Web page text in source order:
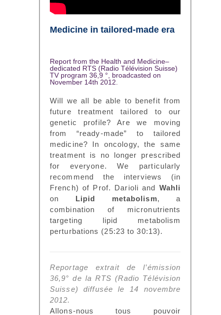
Medicine in tailored-made era
Report from the Health and Medicine–
dedicated RTS (Radio Télévision Suisse)
TV program 36,9 °, broadcasted on
November 14th 2012.
Will we all be able to benefit from
future treatment tailored to our
genetic profile? Are we moving
from “ready-made” to tailored
medicine? In oncology, the same
treatment is no longer prescribed
for everyone. We particularly
recommend the interviews (in
French) of Prof. Darioli and Wahli
on Lipid metabolism, a
combination of micronutrients
targeting lipid metabolism
perturbations (25:23 to 30:13).
Reportage extrait de l’émission
36,9° de la RTS (Radio Télévision
Suisse) diffusée le 14 novembre
2012.
Allons-nous tous pouvoir